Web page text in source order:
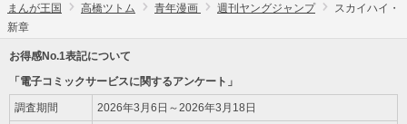
まんが王国 高橋ツトム 青年漫画 週刊ヤングジャンプ
スカイハイ・
新章
お得感No.1表記について
「電子コミックサービスに関するアンケート」
調査期間 2026年3月6日～2026年3月18日